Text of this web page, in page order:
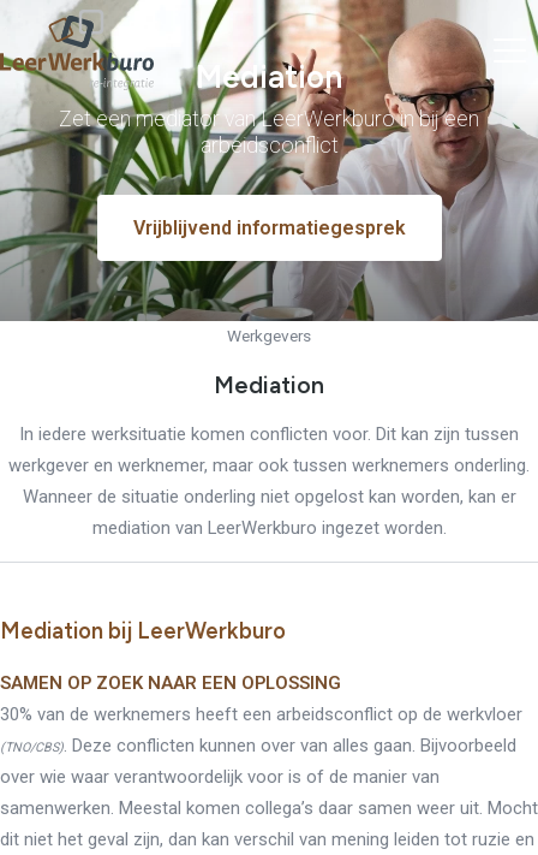
Mediation
Zet een mediator van LeerWerkburo in bij een
arbeidsconflict
Vrijblijvend informatiegesprek
Werkgevers
Mediation
In iedere werksituatie komen conflicten voor. Dit kan zijn tussen
werkgever en werknemer, maar ook tussen werknemers onderling.
Wanneer de situatie onderling niet opgelost kan worden, kan er
mediation van LeerWerkburo ingezet worden.
Mediation bij LeerWerkburo
SAMEN OP ZOEK NAAR EEN OPLOSSING
30% van de werknemers heeft een arbeidsconflict op de werkvloer
(TNO/CBS). Deze conflicten kunnen over van alles gaan. Bijvoorbeeld
over wie waar verantwoordelijk voor is of de manier van
samenwerken. Meestal komen collega’s daar samen weer uit. Mocht
dit niet het geval zijn, dan kan verschil van mening leiden tot ruzie en